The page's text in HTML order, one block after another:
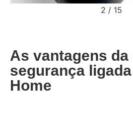
2 / 15
As vantagens da
segurança
Home